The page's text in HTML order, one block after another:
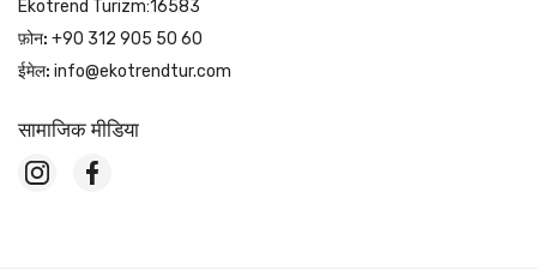
Ekotrend Turizm:16583
फ़ोन: +90 312 905 50 60
ईमेल: info@ekotrendtur.com
सामाजिक मीडिया